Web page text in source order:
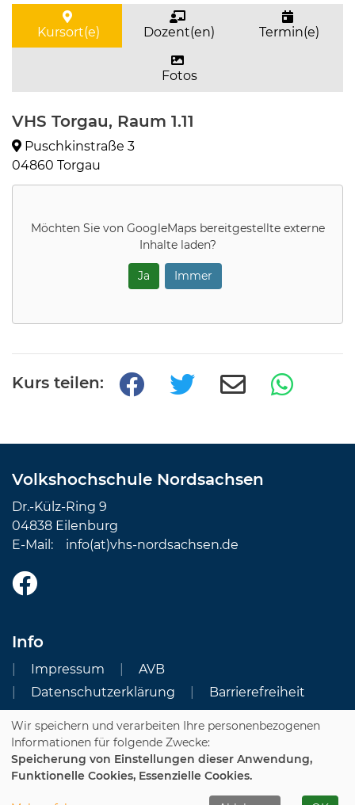
Kursort(e) Dozent(en) Termin(e)
Fotos
VHS Torgau, Raum 1.11
Puschkinstraße 3
04860 Torgau
Möchten Sie von GoogleMapsbereitgestellte externe
Inhalte laden?
Ja Immer
Kurs teilen:
Volkshochschule Nordsachsen
Dr.-Külz-Ring 9
04838 Eilenburg
E-Mail: info(at)vhs-nordsachsen.de
Info
Impressum
AVB
Datenschutzerklärung
Barrierefreiheit
Cookie Einstellungen
Dozenten-Login
Wir speichern und verarbeiten Ihre personenbezogenen
Informationen für folgende Zwecke:
Speicherung von Einstellungen dieser Anwendung,
Funktionelle Cookies, Essenzielle Cookies.